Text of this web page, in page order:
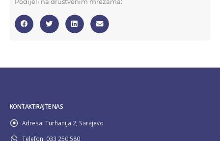
KONTAKTIRAJTE NAS
Adresa: Turhanija 2, Sarajevo
Telefon: 033 250 580